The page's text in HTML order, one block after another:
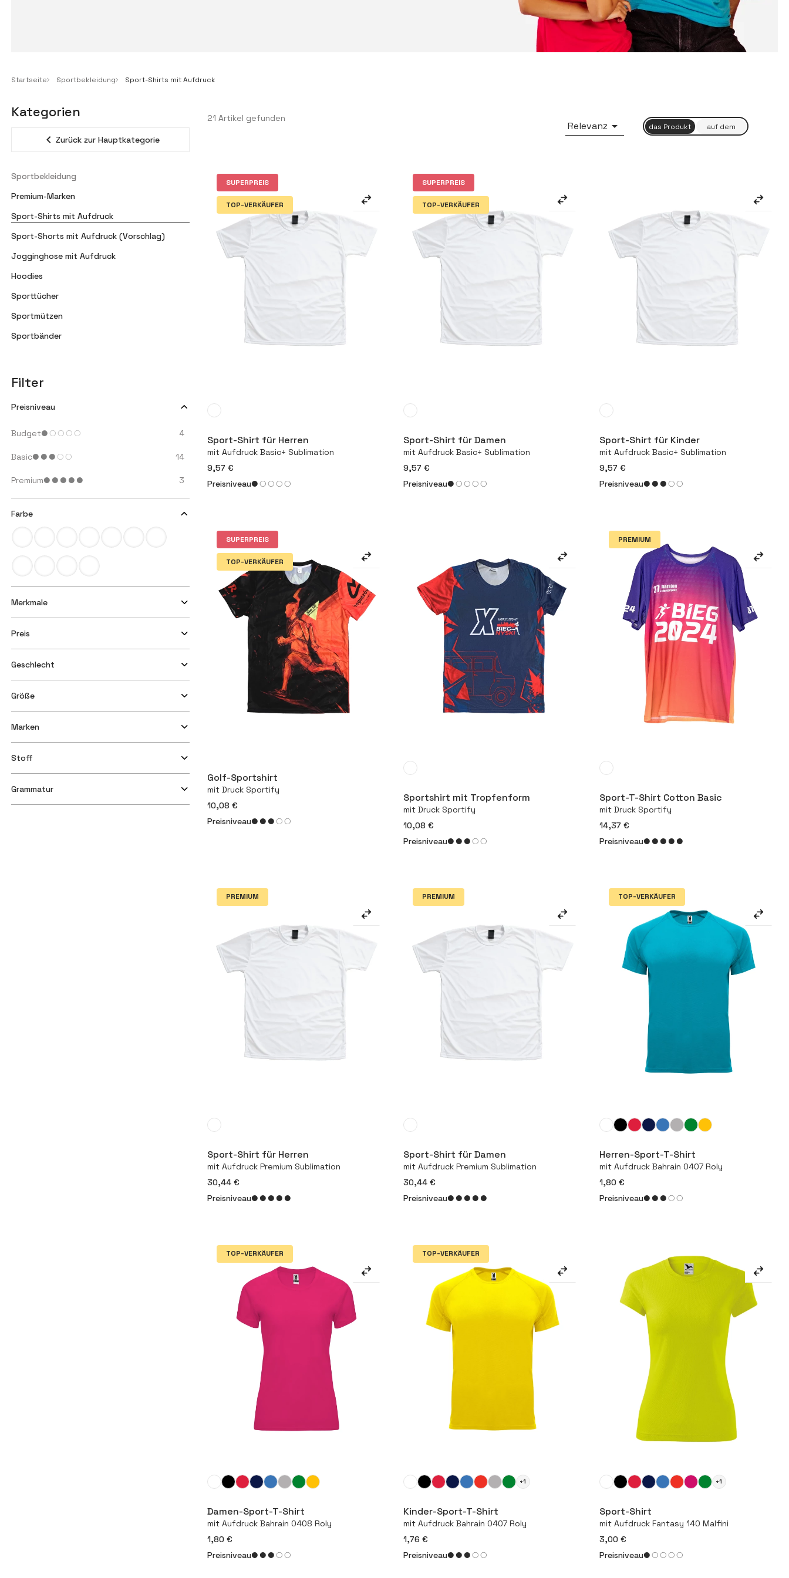
Startseite Sportbekleidung Sport-Shirts mit Aufdruck
Kategorien
expand_less Zurück zur Hauptkategorie
Sportbekleidung
Premium-Marken
Sport-Shirts mit Aufdruck
Sport-Shorts mit Aufdruck (Vorschlag)
Jogginghose mit Aufdruck
Hoodies
Sporttücher
Sportmützen
Sportbänder
Filter
Preisniveau
Budget 4
Basic 14
Premium 3
Farbe
Merkmale
Preis
Geschlecht
Größe
Marken
Stoff
Grammatur
21 Artikel gefunden
Relevanz
Sport-Shirt für Herren
mit Aufdruck Basic+ Sublimation
9,57 €
Preisniveau
SUPERPREIS
TOP-VERKÄUFER
Sport-Shirt für Damen
mit Aufdruck Basic+ Sublimation
9,57 €
Preisniveau
SUPERPREIS
TOP-VERKÄUFER
Sport-Shirt für Kinder
mit Aufdruck Basic+ Sublimation
9,57 €
Preisniveau
Golf-Sportshirt
mit Druck Sportify
10,08 €
Preisniveau
SUPERPREIS
TOP-VERKÄUFER
Sportshirt mit Tropfenform
mit Druck Sportify
10,08 €
Preisniveau
Sport-T-Shirt Cotton Basic
mit Druck Sportify
14,37 €
Preisniveau
PREMIUM
Sport-Shirt für Herren
mit Aufdruck Premium Sublimation
30,44 €
Preisniveau
PREMIUM
Sport-Shirt für Damen
mit Aufdruck Premium Sublimation
30,44 €
Preisniveau
PREMIUM
Mehr
Herren-Sport-T-Shirt
mit Aufdruck Bahrain 0407 Roly
1,80 €
Preisniveau
TOP-VERKÄUFER
Mehr
Damen-Sport-T-Shirt
mit Aufdruck Bahrain 0408 Roly
1,80 €
Preisniveau
TOP-VERKÄUFER
Mehr +1
Kinder-Sport-T-Shirt
mit Aufdruck Bahrain 0407 Roly
1,76 €
Preisniveau
TOP-VERKÄUFER
Mehr +1
Sport-Shirt
mit Aufdruck Fantasy 140 Malfini
3,00 €
Preisniveau